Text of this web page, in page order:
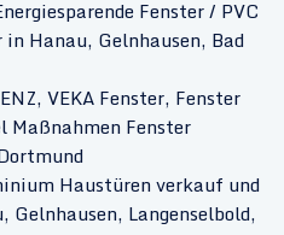
Fenster / PVC
Hanau, Gelnhausen, Bad
VEKA Fenster, Fenster
Maßnahmen Fenster
Haustüren verkauf und
Gelnhausen, Langenselbold,